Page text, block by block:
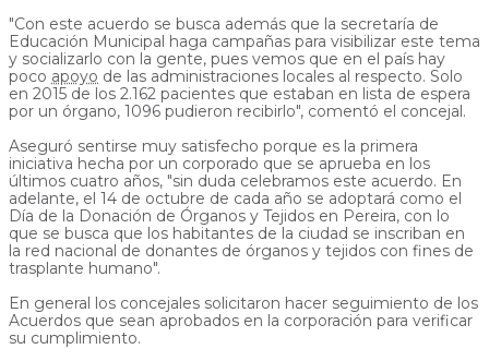
"Con este acuerdo se busca además que la secretaría de
Educación Municipal haga campañas para visibilizar este tema
y socializarlo con la gente, pues vemos que en el país hay
poco apoyo de las administraciones locales al respecto. Solo
en 2015 de los 2.162 pacientes que estaban en lista de espera
por un órgano, 1096 pudieron recibirlo", comentó el concejal.
Aseguró sentirse muy satisfecho porque es la primera
iniciativa hecha por un corporado que se aprueba en los
últimos cuatro años, "sin duda celebramos este acuerdo. En
adelante, el 14 de octubre de cada año se adoptará como el
Día de la Donación de Órganos y Tejidos en Pereira, con lo
que se busca que los habitantes de la ciudad se inscriban en
la red nacional de donantes de órganos y tejidos con fines de
trasplante humano".
En general los concejales solicitaron hacer seguimiento de los
Acuerdos que sean aprobados en la corporación para verificar
su cumplimiento.